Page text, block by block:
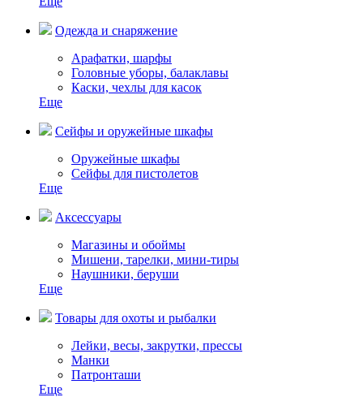
Одежда и снаряжение
Арафатки, шарфы
Головные уборы, балаклавы
Каски, чехлы для касок
Еще
Сейфы и оружейные шкафы
Оружейные шкафы
Сейфы для пистолетов
Еще
Аксессуары
Магазины и обоймы
Мишени, тарелки, мини-тиры
Наушники, беруши
Еще
Товары для охоты и рыбалки
Лейки, весы, закрутки, прессы
Манки
Патронташи
Еще